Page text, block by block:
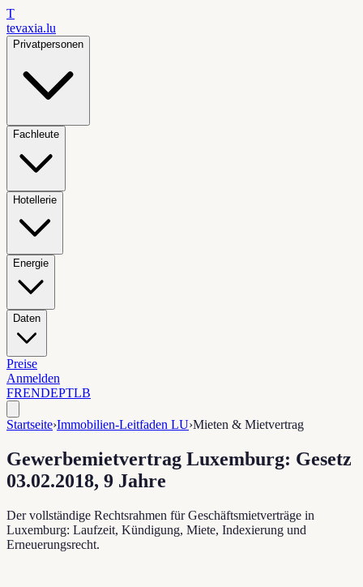
T
tevaxia.lu
Privatpersonen
Fachleute
Hotellerie
Energie
Daten
Preise
Anmelden
FRENDEPTLB
Startseite›Immobilien-Leitfaden LU›Mieten & Mietvertrag
Gewerbemietvertrag Luxemburg: Gesetz
03.02.2018, 9 Jahre
Der vollständige Rechtsrahmen für Geschäftsmietverträge in
Luxemburg: Laufzeit, Kündigung, Miete, Indexierung und
Erneuerungsrecht.